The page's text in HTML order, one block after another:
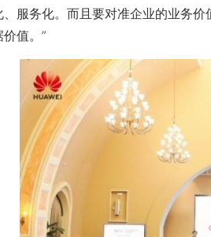
、服务化。而且要对准企业的业务
值。”